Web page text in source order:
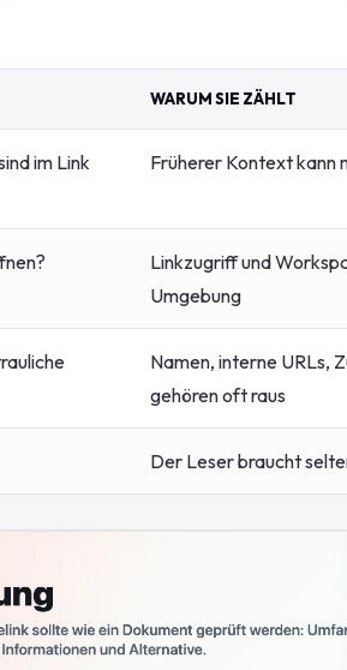
WARUM SIE ZÄHLT
im Link
Früherer Kontext
Linkzugriff und
Umgebung
Namen, interne URLs,
gehören oft raus
Der Leser braucht